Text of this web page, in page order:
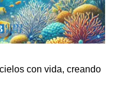
con vida, creando